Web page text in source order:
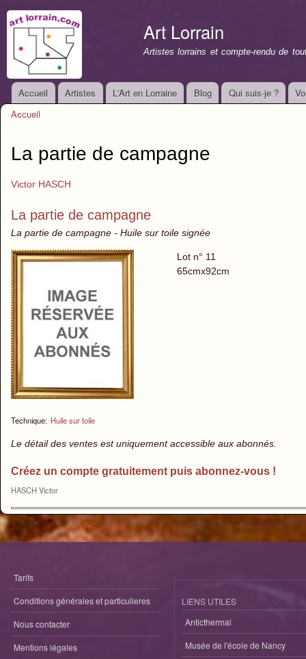
Art Lorrain
Artistes lorrains et compte-rendu de
Menu principal
Accueil Artistes L'Art en Lorraine Blog Qui suis-je ?
Accueil
La partie de campagne
Victor HASCH
La partie de campagne
La partie de campagne - Huile sur toile signée
Technique: Huile sur toile
Lot n° 11
65cmx92cm
Le détail des ventes est uniquement accessible aux abonnés.
Créez un compte gratuitement puis abonnez-vous !
HASCH Victor
Tarifs
Conditions générales et particulieres
Nous contacter
Mentions légales
LIENS UTILES
Anticthermal
Musée de l'école de Nancy